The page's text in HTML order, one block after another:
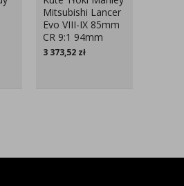
Mitsubishi Lancer
Evo VIII-IX 85mm
CR 9:1 94mm
3 373,52 zł